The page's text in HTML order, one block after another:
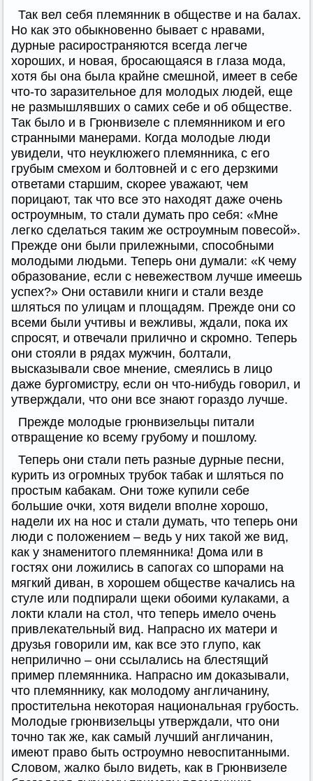
Так вел себя племянник в обществе и на балах.
Но как это обыкновенно бывает с нравами,
дурные расиространяются всегда легче
хороших, и новая, бросающаяся в глаза мода,
хотя бы она была крайне смешной, имеет в себе
что-то заразительное для молодых людей, еще
не размышлявших о самих себе и об обществе.
Так было и в Грюнвизеле с племянником и его
странными манерами. Когда молодые люди
увидели, что неуклюжего племянника, с его
грубым смехом и болтовней и с его дерзкими
ответами старшим, скорее уважают, чем
порицают, так что все это находят даже очень
остроумным, то стали думать про себя: «Мне
легко сделаться таким же остроумным повесой».
Прежде они были прилежными, способными
молодыми людьми. Теперь они думали: «К чему
образование, если с невежеством лучше имеешь
успех?» Они оставили книги и стали везде
шляться по улицам и площадям. Прежде они со
всеми были учтивы и вежливы, ждали, пока их
спросят, и отвечали прилично и скромно. Теперь
они стояли в рядах мужчин, болтали,
высказывали свое мнение, смеялись в лицо
даже бургомистру, если он что-нибудь говорил, и
утверждали, что они все знают гораздо лучше.
Прежде молодые грюнвизельцы питали
отвращение ко всему грубому и пошлому.
Теперь они стали петь разные дурные песни,
курить из огромных трубок табак и шляться по
простым кабакам. Они тоже купили себе
большие очки, хотя видели вполне хорошо,
надели их на нос и стали думать, что теперь они
люди с положением – ведь у них такой же вид,
как у знаменитого племянника! Дома или в
гостях они ложились в сапогах со шпорами на
мягкий диван, в хорошем обществе качались на
стуле или подпирали щеки обоими кулаками, а
локти клали на стол, что теперь имело очень
привлекательный вид. Напрасно их матери и
друзья говорили им, как все это глупо, как
неприлично – они ссылались на блестящий
пример племянника. Напрасно им доказывали,
что племяннику, как молодому англичанину,
простительна некоторая национальная грубость.
Молодые грюнвизельцы утверждали, что они
точно так же, как самый лучший англичанин,
имеют право быть остроумно невоспитанными.
Словом, жалко было видеть, как в Грюнвизеле